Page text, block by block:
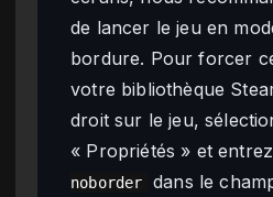
de lancer le jeu en
bordure. Pour forcer
votre bibliothèque
droit sur le jeu,
« Propriétés » et entrez
noborder
dans le